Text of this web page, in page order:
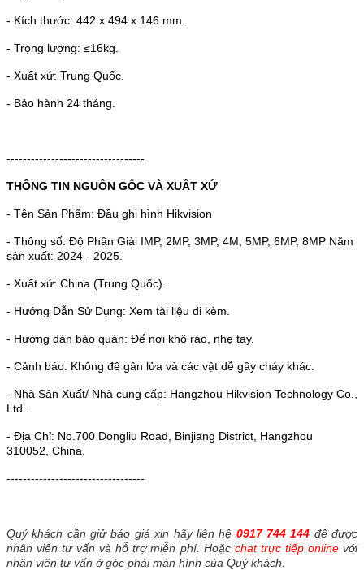
- Kích thước: 442 x 494 x 146 mm.
- Trọng lượng: ≤16kg.
- Xuất xứ: Trung Quốc.
- Bảo hành 24 tháng.
----------------------------------
THÔNG TIN NGUỒN GỐC VÀ XUẤT XỨ
- Tên Sản Phẩm: Đầu ghi hình Hikvision
- Thông số: Độ Phân Giải IMP, 2MP, 3MP, 4M, 5MP, 6MP, 8MP Năm
sản xuất: 2024 - 2025.
- Xuất xứ: China (Trung Quốc).
- Hướng Dẫn Sử Dụng: Xem tài liệu di kèm.
- Hướng dản bảo quản: Để nơi khô ráo, nhẹ tay.
- Cảnh báo: Không đê gân lửa và các vật dễ gây cháy khác.
- Nhà Sản Xuất/ Nhà cung cấp: Hangzhou Hikvision Technology Co.,
Ltd .
- Địa Chỉ: No.700 Dongliu Road, Binjiang District, Hangzhou
310052, China.
----------------------------------
Quý khách cần giử báo giá xin hãy liên hệ 0917 744 144 để được
nhân viên tư vấn và hỗ trợ miễn phí. Hoặc chat trực tiếp onlinevới
nhân viên tư vấn ở góc phải màn hình của Quý khách.